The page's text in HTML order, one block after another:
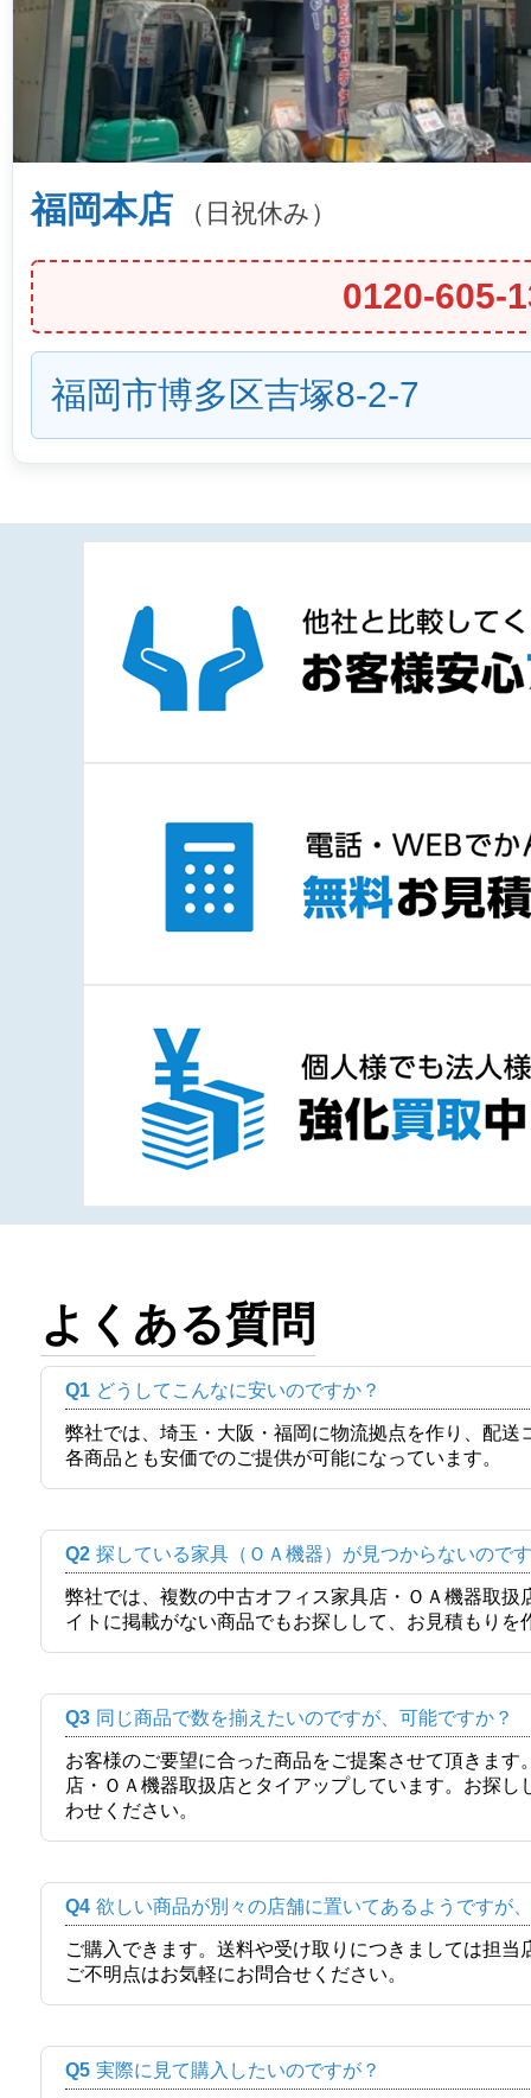
福岡本店 （日祝休み）
0120-605-
福岡市博多区吉塚8-2-7
よくある質問
Q1 どうしてこんなに安いのですか？
弊社では、埼玉・大阪・福岡に物流拠点を作り、配
各商品とも安価でのご提供が可能になっています。
Q2 探している家具（ＯＡ機器）が見つからないので
弊社では、複数の中古オフィス家具店・ＯＡ機器取
イトに掲載がない商品でもお探しして、お見積もりを
Q3 同じ商品で数を揃えたいのですが、可能ですか？
お客様のご要望に合った商品をご提案させて頂きま
店・ＯＡ機器取扱店とタイアップしています。お探
わせください。
Q4 欲しい商品が別々の店舗に置いてあるようですが
ご購入できます。送料や受け取りにつきましては担
ご不明点はお気軽にお問合せください。
Q5 実際に見て購入したいのですが？